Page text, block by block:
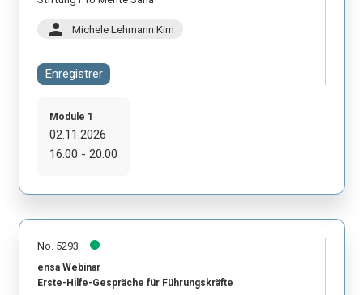
person Michele Lehmann Kim
Enregistrer
Module 1
02.11.2026
16:00 - 20:00
No. 5293
ensa Webinar
Erste-Hilfe-Gespräche für Führungskräfte